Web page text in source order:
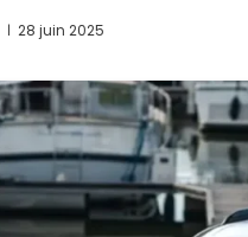
28 juin 2025